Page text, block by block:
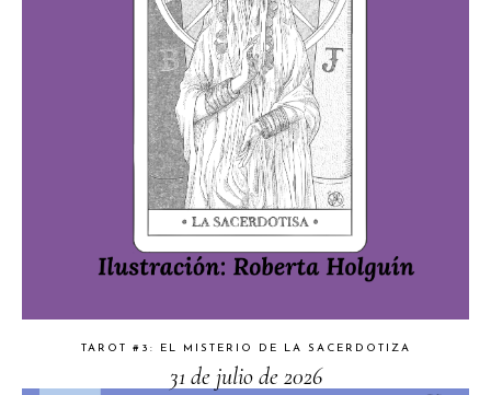
TAROT #3: EL MISTERIO DE LA SACERDOTIZA
31 de julio de 2026